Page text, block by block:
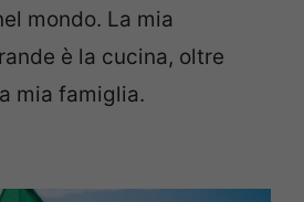
mondo. La mia
è la cucina, oltre
mia famiglia.